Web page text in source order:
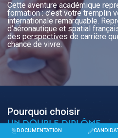
DOCUMENTATION
Cette aventure académique
formation : c’est votre tremplin
internationale remarquable.
d’aéronautique et spatial
des perspectives de carrière
chance de vivre.
Pourquoi choisir
UN DOUBLE DIPLÔME